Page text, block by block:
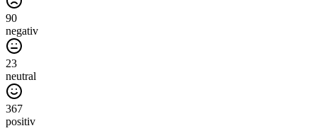
90
negativ
23
neutral
367
positiv